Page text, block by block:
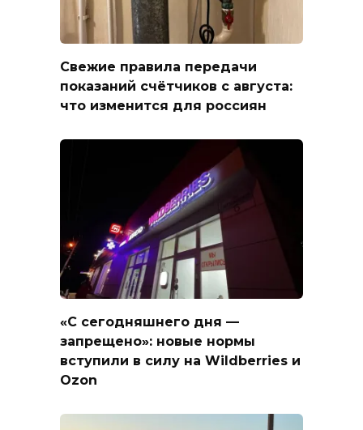
Свежие правила передачи
показаний счётчиков с августа:
что изменится для россиян
«С сегодняшнего дня —
запрещено»: новые нормы
вступили в силу на Wildberries и
Ozon